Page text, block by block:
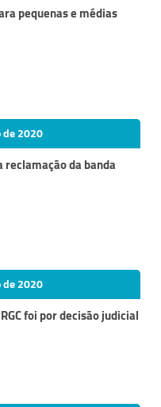
pequenas e médias
de 2020
reclamação da banda
de 2020
foi por decisão judicial